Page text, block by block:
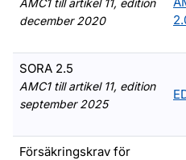
december 2020
SORA 2.5
AMC1 till artikel 11, edition
september 2025
Försäkringskrav för